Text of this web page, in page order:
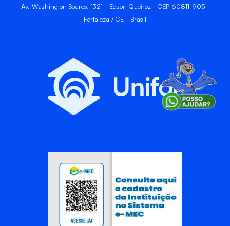
Av. Washington Soares, 1321 - Edson Queiroz - CEP 60811-905 -
Fortaleza / CE - Brasil